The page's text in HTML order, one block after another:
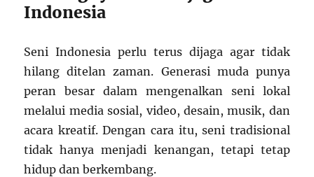
Indonesia
Seni Indonesia perlu terus dijaga agar tidak
hilang ditelan zaman. Generasi muda punya
peran besar dalam mengenalkan seni lokal
melalui media sosial, video, desain, musik, dan
acara kreatif. Dengan cara itu, seni tradisional
tidak hanya menjadi kenangan, tetapi tetap
hidup dan berkembang.